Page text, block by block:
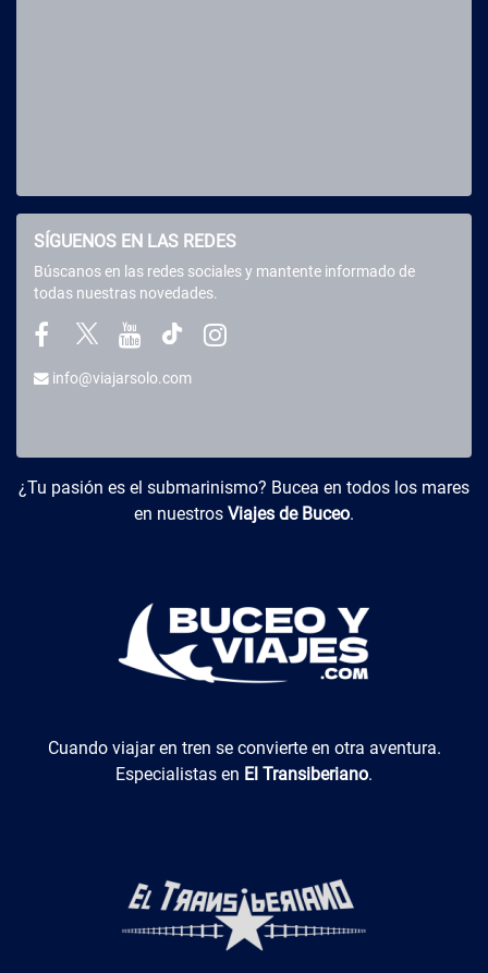
SÍGUENOS EN LAS REDES
Búscanos en las redes sociales y mantente informado de
todas nuestras novedades.
info@viajarsolo.com
Buceo y Viajes
¿Tu pasión es el submarinismo? Bucea en todos los mares
en nuestros Viajes de Buceo.
El Transiberiano
Cuando viajar en tren se convierte en otra aventura.
Especialistas en El Transiberiano.